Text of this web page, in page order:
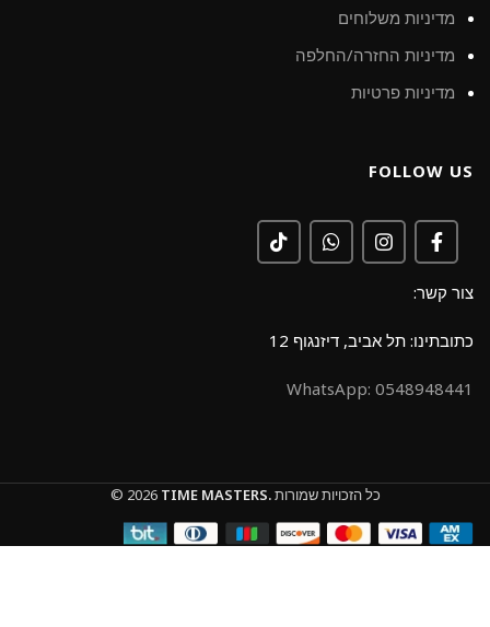
מדיניות משלוחים
מדיניות החזרה/החלפה
מדיניות פרטיות
FOLLOW US
צור קשר:
כתובתינו: תל אביב, דיזנגוף 12
0548948441 :WhatsApp
© 2026 TIME MASTERS.כל הזכויות שמורות